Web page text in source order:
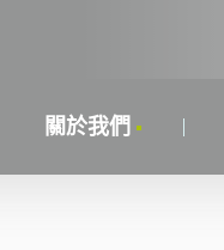
關於我們